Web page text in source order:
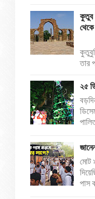
কুতুব
থেকে
তার
২৫
মোট
পাস